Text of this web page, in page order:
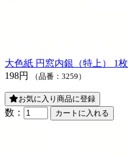
大色紙 円窓内銀（特上） 1枚
198円
（品番：3259）
お気に入り商品に登録
数：